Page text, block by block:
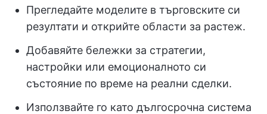
Прегледайте моделите в търговските си
резултати и открийте области за растеж.
Добавяйте бележки за стратегии,
настройки или емоционалното си
състояние по време на реални сделки.
Използвайте го като дългосрочна система